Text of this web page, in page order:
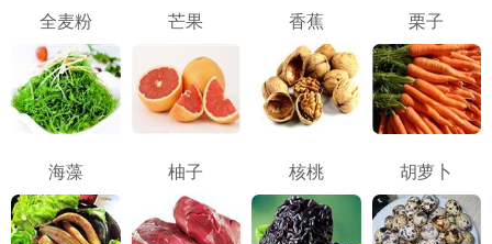
全麦粉 芒果 香蕉 栗子
海藻 柚子 核桃 胡萝卜